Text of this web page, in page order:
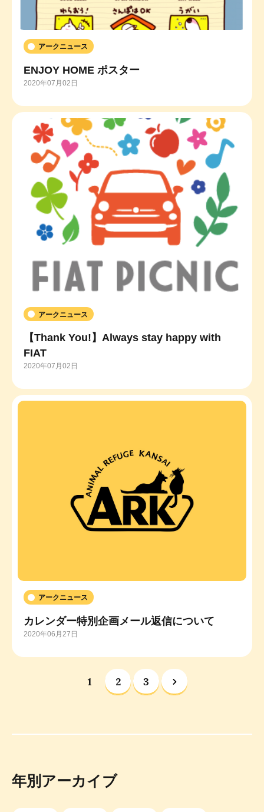
アークニュース
ENJOY HOME ポスター
2020年07月02日
アークニュース
【Thank You!】Always stay happy with
FIAT
2020年07月02日
アークニュース
カレンダー特別企画メール返信について
2020年06月27日
1 2 3
年別アーカイブ